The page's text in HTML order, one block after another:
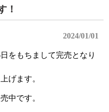
！
2024/01/01
をもちまして完売となり
げます。
中です。